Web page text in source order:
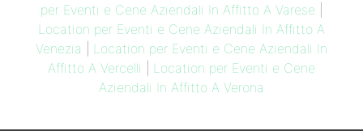
per Eventi e Cene Aziendali In Affitto A Varese
Location per Eventi e Cene Aziendali In Affitto A
Venezia
Location per Eventi e Cene Aziendali In
Affitto A Vercelli
Location per Eventi e Cene
Aziendali In Affitto A Verona